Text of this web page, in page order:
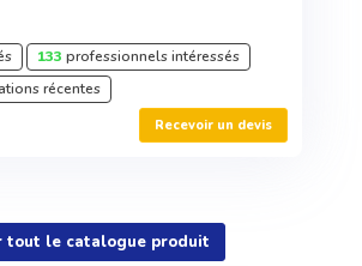
133 professionnels intéressés
récentes
Recevoir un devis
tout le catalogue produit